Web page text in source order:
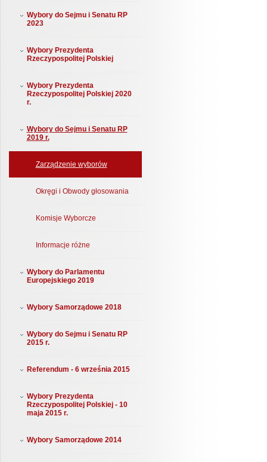
Wybory do Sejmu i Senatu RP
2023
Wybory Prezydenta
Rzeczypospolitej Polskiej
Wybory Prezydenta
Rzeczypospolitej Polskiej 2020
r.
Wybory do Sejmu i Senatu RP
2019 r.
Zarządzenie wyborów
Okręgi i Obwody głosowania
Komisje Wyborcze
Informacje różne
Wybory do Parlamentu
Europejskiego 2019
Wybory Samorządowe 2018
Wybory do Sejmu i Senatu RP
2015 r.
Referendum - 6 września 2015
Wybory Prezydenta
Rzeczypospolitej Polskiej - 10
maja 2015 r.
Wybory Samorządowe 2014